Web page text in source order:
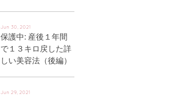
Jun 30, 2021
保護中: 産後１年間
で１３キロ戻した詳
しい美容法（後編）
Jun 29, 2021